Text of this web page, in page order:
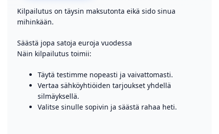
Kilpailutus on täysin maksutonta eikä sido sinua
mihinkään.
Säästä jopa satoja euroja vuodessa
Näin kilpailutus toimii:
Täytä testimme nopeasti ja vaivattomasti.
Vertaa sähköyhtiöiden tarjoukset yhdellä
silmäyksellä.
Valitse sinulle sopivin ja säästä rahaa heti.